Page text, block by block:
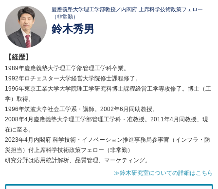
慶應義塾大学理工学部教授／内閣府 上席科学技術政策フェロー
（非常勤）
鈴木秀男
【経歴】
1989年慶應義塾大学理工学部管理工学科卒業。
1992年ロチェスター大学経営大学院修士課程修了。
1996年東京工業大学大学院理工学研究科博士課程経営工学専攻修了。博士（工
学）取得。
1996年筑波大学社会工学系・講師。2002年6月同助教授。
2008年4月慶應義塾大学理工学部管理工学科・准教授。2011年4月同教授、現
在に至る。
2023年4月内閣府 科学技術・イノベーション推進事務局参事官（インフラ・防
災担当）付上席科学技術政策フェロー（非常勤）
研究分野は応用統計解析、品質管理、マーケティング。
≫鈴木研究室についての詳細はこちら